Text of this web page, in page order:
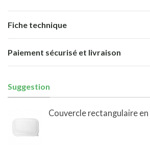
Fiche technique
Paiement sécurisé et livraison
Suggestion
Couvercle rectangulaire en